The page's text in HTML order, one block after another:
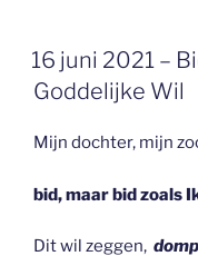
GEPLAATST
OP
16 juni 2021 –
Goddelijke Wil
Mijn dochter, mijn
bid, maar bid zoals
Dit wil zeggen,